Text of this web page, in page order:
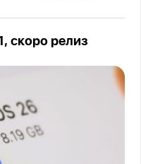
скоро релиз